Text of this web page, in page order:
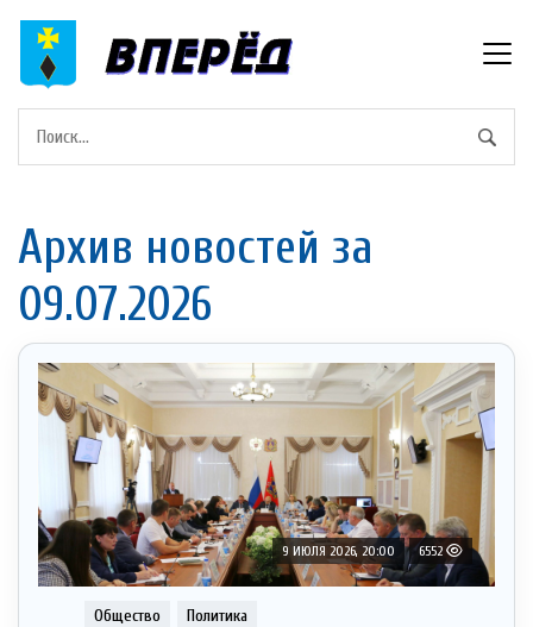
Архив новостей за
09.07.2026
9 ИЮЛЯ 2026, 20:00 6552
Общество Политика